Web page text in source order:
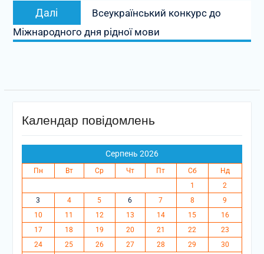
Далі
Наступний
запис:
Всеукраїнський конкурс до
Міжнародного дня рідної мови
Календар повідомлень
Серпень 2026
Пн Вт Ср Чт Пт Сб
Нд
1
2
3
4 5 6 7 8
9
10
11 12 13 14 15
16
17
18 19 20 21 22
23
24
25 26 27 28 29
30